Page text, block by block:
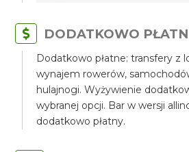
DODATKOWO
Dodatkowo płatne: transfery z
wynajem rowerów,
hulajnogi. Wyżywienie
wybranej opcji. Bar w wersji
dodatkowo płatny.